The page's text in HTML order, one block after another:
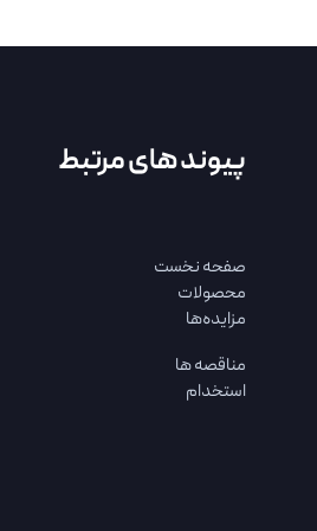
پیوند های مرتبط
صفحه نخست
محصولات
مزایده‌ها
مناقصه ها
استخدام